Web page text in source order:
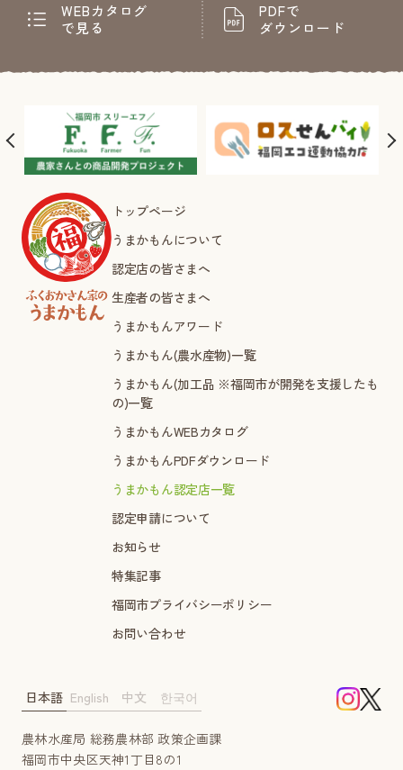
WEBカタログ
で見る
PDFで
ダウンロード
トップページ
うまかもんについて
認定店の皆さまへ
生産者の皆さまへ
うまかもんアワード
うまかもん(農水産物)一覧
うまかもん(加工品 ※福岡市が開発を支援したも
の)一覧
うまかもんWEBカタログ
うまかもんPDFダウンロード
うまかもん認定店一覧
認定申請について
お知らせ
特集記事
福岡市プライバシーポリシー
お問い合わせ
農林水産局 総務農林部 政策企画課
福岡市中央区天神1丁目8の1
日本語 English 中文 한국어